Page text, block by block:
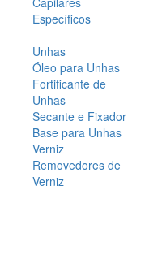
Específicos
Unhas
Óleo para Unhas
Fortificante de
Unhas
Secante e Fixador
Base para Unhas
Verniz
Removedores de
Verniz